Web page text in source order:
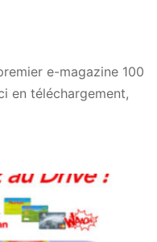
e-magazine 100
en téléchargement,